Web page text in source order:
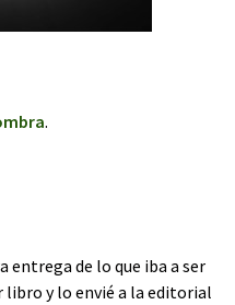
.
entrega de lo que iba a ser
libro y lo envié a la editorial